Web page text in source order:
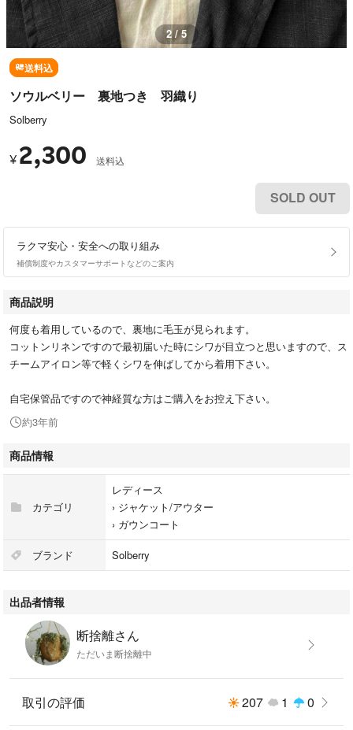
2 / 5
送料込
ソウルベリー 裏地つき 羽織り
Solberry
¥ 2,300 送料込
SOLD OUT
ラクマ安心・安全への取り組み
補償制度やカスタマーサポートなどのご案内
商品説明
何度も着用しているので、裏地に毛玉が見られます。
コットンリネンですので最初届いた時にシワが目立つと思いますので、ス
チームアイロン等で軽くシワを伸ばしてから着用下さい。
自宅保管品ですので神経質な方はご購入をお控え下さい。
約3年前
商品情報
カテゴリ
レディース
› ジャケット/アウター
› ガウンコート
ブランド Solberry
出品者情報
断捨離さん
ただいま断捨離中
取引の評価 207 1 0